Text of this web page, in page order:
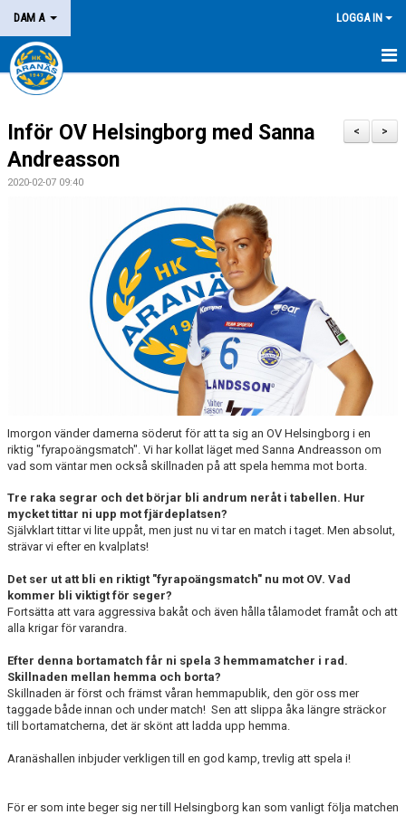
DAM A LOGGA IN
HEM
NYHETER
KALENDER
>
<
Inför OV Helsingborg med Sanna
Andreasson
2020-02-07 09:40
Imorgon vänder damerna söderut för att ta sig an OV Helsingborg i en
riktig "fyrapoängsmatch". Vi har kollat läget med Sanna Andreasson om
vad som väntar men också skillnaden på att spela hemma mot borta.
Tre raka segrar och det börjar bli andrum neråt i tabellen. Hur
mycket tittar ni upp mot fjärdeplatsen?
Självklart tittar vi lite uppåt, men just nu vi tar en match i taget. Men absolut,
strävar vi efter en kvalplats!
Det ser ut att bli en riktigt "fyrapoängsmatch" nu mot OV. Vad
kommer bli viktigt för seger?
Fortsätta att vara aggressiva bakåt och även hålla tålamodet framåt och att
alla krigar för varandra.
Efter denna bortamatch får ni spela 3 hemmamatcher i rad.
Skillnaden mellan hemma och borta?
Skillnaden är först och främst våran hemmapublik, den gör oss mer
taggade både innan och under match! Sen att slippa åka längre sträckor
till bortamatcherna, det är skönt att ladda upp hemma.
Aranäshallen inbjuder verkligen till en god kamp, trevlig att spela i!
För er som inte beger sig ner till Helsingborg kan som vanligt följa matchen